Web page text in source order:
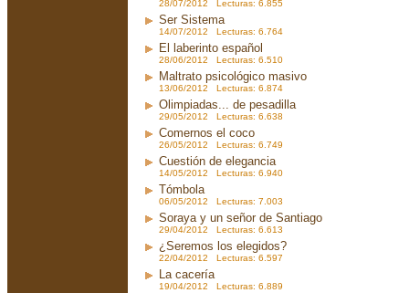
28/07/2012 Lecturas: 6.855
Ser Sistema
14/07/2012 Lecturas: 6.764
El laberinto español
28/06/2012 Lecturas: 6.510
Maltrato psicológico masivo
13/06/2012 Lecturas: 6.874
Olimpiadas... de pesadilla
29/05/2012 Lecturas: 6.638
Comernos el coco
26/05/2012 Lecturas: 6.749
Cuestión de elegancia
14/05/2012 Lecturas: 6.940
Tómbola
06/05/2012 Lecturas: 7.003
Soraya y un señor de Santiago
29/04/2012 Lecturas: 6.613
¿Seremos los elegidos?
22/04/2012 Lecturas: 6.597
La cacería
19/04/2012 Lecturas: 6.889